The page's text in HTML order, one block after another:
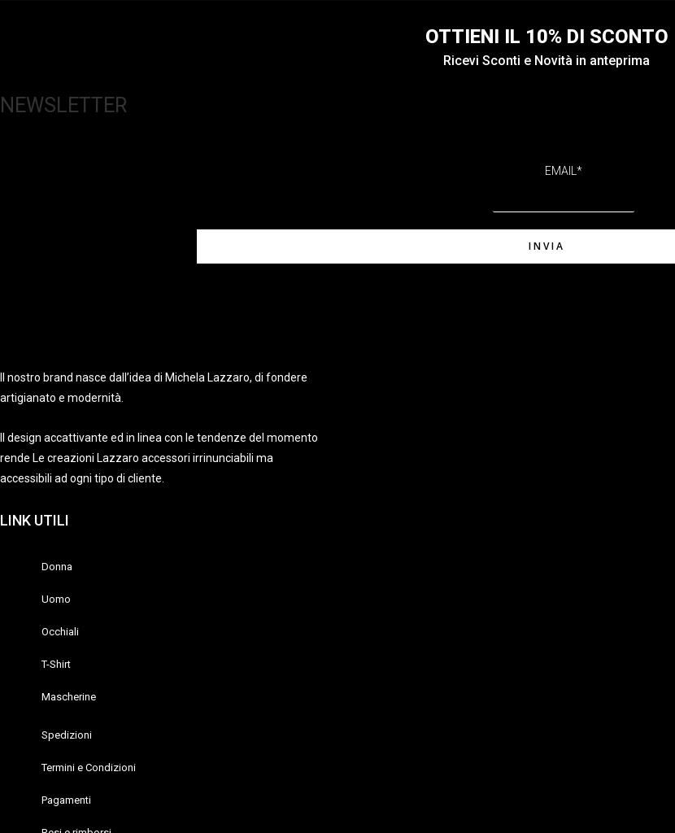
OTTIENI IL 10% DI SCONTO
Ricevi Sconti e Novità in anteprima
NEWSLETTER
EMAIL*
INVIA
Il nostro brand nasce dall’idea di Michela Lazzaro, di fondere
artigianato e modernità.
Il design accattivante ed in linea con le tendenze del momento
rende Le creazioni Lazzaro accessori irrinunciabili ma
accessibili ad ogni tipo di cliente.
LINK UTILI
Donna
Uomo
Occhiali
T-Shirt
Mascherine
Spedizioni
Termini e Condizioni
Pagamenti